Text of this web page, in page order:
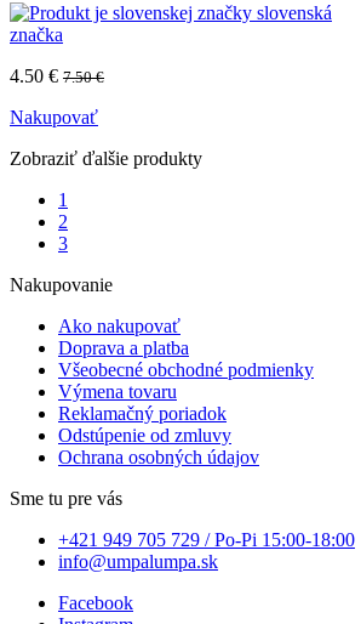
slovenská
značka
4.50 € 7.50 €
Nakupovať
Zobraziť ďalšie produkty
1
2
3
Nakupovanie
Ako nakupovať
Doprava a platba
Všeobecné obchodné podmienky
Výmena tovaru
Reklamačný poriadok
Odstúpenie od zmluvy
Ochrana osobných údajov
Sme tu pre vás
+421 949 705 729 / Po-Pi 15:00-18:00
info@umpalumpa.sk
Facebook